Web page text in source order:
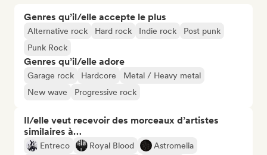
Genres qu’il/elle accepte le plus
Alternative rock Hard rock Indie rock
Post punk
Punk Rock
Genres qu’il/elle adore
Garage rock Hardcore
Metal / Heavy metal
New wave
Progressive rock
Il/elle veut recevoir des morceaux d’artistes
similaires à…
Entreco Royal Blood
Astromelia